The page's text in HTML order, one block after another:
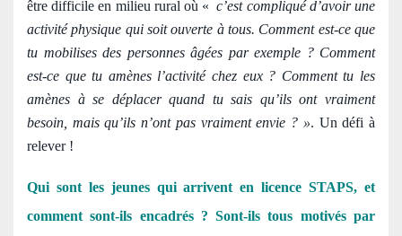
être difficile en milieu rural où «c’est compliqué d’avoir une
activité physique qui soit ouverte à tous. Comment est-ce que
tu mobilises des personnes âgées par exemple ? Comment
est-ce que tu amènes l’activité chez eux ? Comment tu les
amènes à se déplacer quand tu sais qu’ils ont vraiment
besoin, mais qu’ils n’ont pas vraiment envie ? ». Un défi à
relever !
Qui sont les jeunes qui arrivent en licence STAPS, et
comment sont-ils encadrés ? Sont-ils tous motivés par